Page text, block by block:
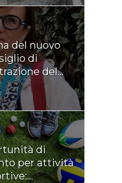
del nuovo
di
del...
di
per attività